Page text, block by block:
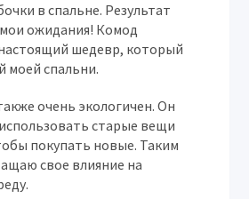
в спальне. Результат
ожидания! Комод
шедевр, который
моей спальни.
очень экологичен. Он
старые вещи
покупать новые. Таким
свое влияние на